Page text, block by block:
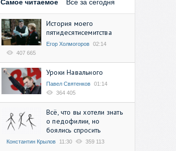
Самое читаемое Все за сегодня
История моего
пятидесятисемитства
Егор Холмогоров 02:14
407 665
Уроки Навального
Павел Святенков 01:14
364 405
Всё, что вы хотели знать
о педофилии, но
боялись спросить
Константин Крылов 11:30 359 113